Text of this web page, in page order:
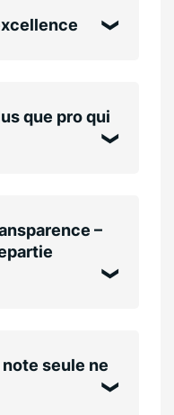
que pro qui
–
seule ne